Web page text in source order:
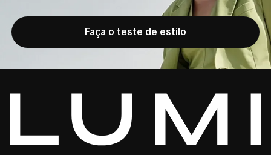
Faça o teste de estilo